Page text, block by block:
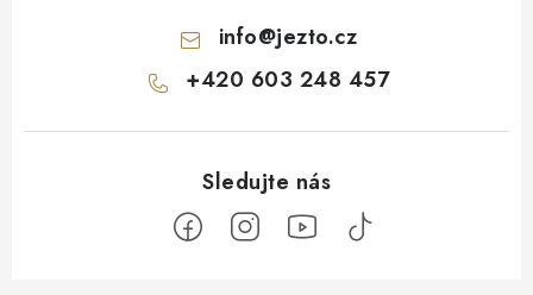
info@jezto.cz
+420 603 248 457